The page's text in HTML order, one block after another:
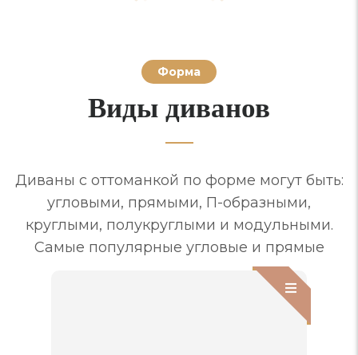
Форма
Виды диванов
Диваны с оттоманкой по форме могут быть:
угловыми, прямыми, П-образными,
круглыми, полукруглыми и модульными.
Самые популярные угловые и прямые